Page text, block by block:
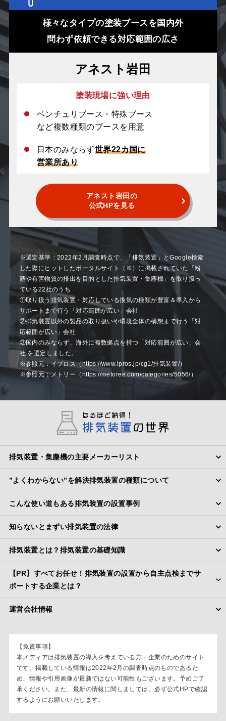
様々なタイプの塗装ブースを国内外
問わず依頼できる対応範囲の広さ
アネスト岩田
塗装現場に強い理由
ベンチュリブース・特殊ブース
など複数種類のブースを用意
日本のみならず世界22カ国に
営業所あり
アネスト岩田の
公式HPを見る
※選定基準：2022年2月調査時点で、「排気装置」とGoogle検索
した際にヒットしたポータルサイト（※）に掲載されていた「粉
塵や有害物質の排出を目的とした排気装置・集塵機」を取り扱っ
ている22社のうち
①取り扱う排気装置・対応している換気の種類が豊富＆導入から
サポートまで行う「対応範囲が広い」会社
②排気装置以外の製品の取り扱いや環境全体の構想まで行う「対
応範囲が広い」会社
③国内のみならず、海外に複数拠点を持つ「対応範囲が広い」会
社 を選定しました。
※参照元：イプロス（https://www.ipros.jp/cg1/排気装置/）
※参照元：メトリー（https://metoree.com/categories/5056/）
排気装置・集塵機の主要メーカーリスト
”よくわからない”を解決排気装置の種類について
こんな使い道もある排気装置の設置事例
知らないとまずい排気装置の法律
排気装置とは？排気装置の基礎知識
【PR】すべてお任せ！排気装置の設置から自主点検までサ
ポートする企業とは？
運営会社情報
【免責事項】
本メディアは排気装置の導入を考えている方・企業のためのサイト
です。掲載している情報は2022年2月の調査時点のものであるた
め、情報や引用画像が最新ではない可能性もございます。予めご了
承ください。また、最新の情報に関しましては、必ず公式HPで確認
するようにお願いいたします。